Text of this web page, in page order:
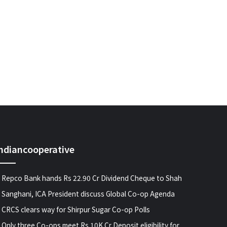
Repco Bank hands Rs 22.90 Cr Dividend Cheque to Shah
Sanghani, ICA President discuss Global Co-op Agenda
CRCS clears way for Shirpur Sugar Co-op Polls